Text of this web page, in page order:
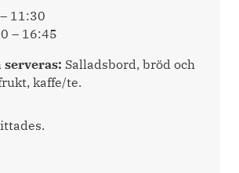
11:30
– 16:45
Salladsbord, bröd och
kaffe/te.